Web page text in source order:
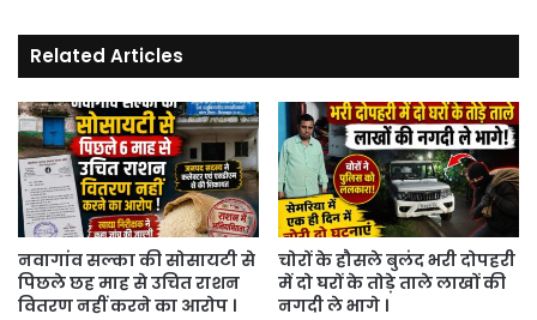
लाख
रुपए
।
Related Articles
नवागांव सल्का की सोसायटी से
पिछले छह माह से उचित राशन
वितरण नहीं करने का आरोप ।
चोरों के हौसले बुलंद भरी दोपहरी
में दो घरों के तोड़े ताले लाखों की
नगदी ले भागे ।